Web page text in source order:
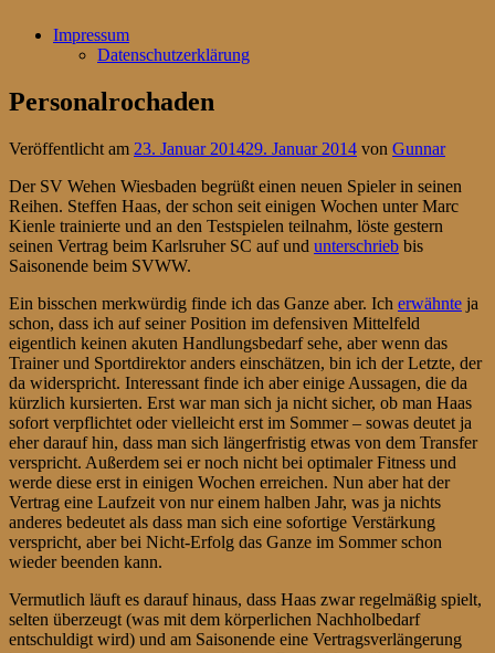
Impressum
Datenschutzerklärung
Personalrochaden
Veröffentlicht am 23. Januar 201429. Januar 2014 von Gunnar
Der SV Wehen Wiesbaden begrüßt einen neuen Spieler in seinen
Reihen. Steffen Haas, der schon seit einigen Wochen unter Marc
Kienle trainierte und an den Testspielen teilnahm, löste gestern
seinen Vertrag beim Karlsruher SC auf und unterschrieb bis
Saisonende beim SVWW.
Ein bisschen merkwürdig finde ich das Ganze aber. Ich erwähnte ja
schon, dass ich auf seiner Position im defensiven Mittelfeld
eigentlich keinen akuten Handlungsbedarf sehe, aber wenn das
Trainer und Sportdirektor anders einschätzen, bin ich der Letzte, der
da widerspricht. Interessant finde ich aber einige Aussagen, die da
kürzlich kursierten. Erst war man sich ja nicht sicher, ob man Haas
sofort verpflichtet oder vielleicht erst im Sommer – sowas deutet ja
eher darauf hin, dass man sich längerfristig etwas von dem Transfer
verspricht. Außerdem sei er noch nicht bei optimaler Fitness und
werde diese erst in einigen Wochen erreichen. Nun aber hat der
Vertrag eine Laufzeit von nur einem halben Jahr, was ja nichts
anderes bedeutet als dass man sich eine sofortige Verstärkung
verspricht, aber bei Nicht-Erfolg das Ganze im Sommer schon
wieder beenden kann.
Vermutlich läuft es darauf hinaus, dass Haas zwar regelmäßig spielt,
selten überzeugt (was mit dem körperlichen Nachholbedarf
entschuldigt wird) und am Saisonende eine Vertragsverlängerung